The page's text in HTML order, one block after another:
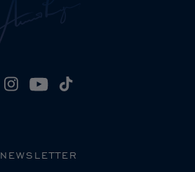
NEWSLETTER